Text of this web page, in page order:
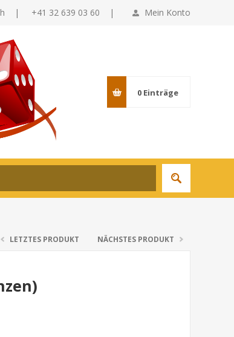
Mein Konto
| +41 32 639 03 60 |
0 Einträge
LETZTES PRODUKT NÄCHSTES PRODUKT